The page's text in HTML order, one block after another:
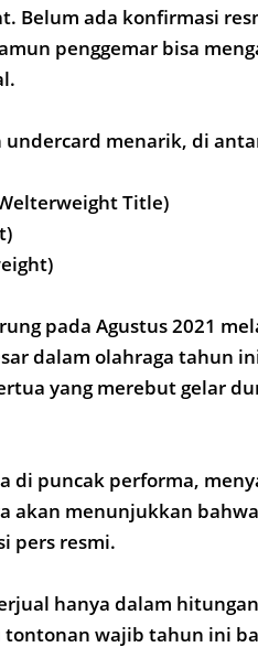
Belum ada konfirmasi
penggemar bisa
menarik, di
Title)
pada Agustus 2021
dalam olahraga tahun
yang merebut gelar
di puncak performa,
akan menunjukkan
pers resmi.
hanya dalam
wajib tahun ini